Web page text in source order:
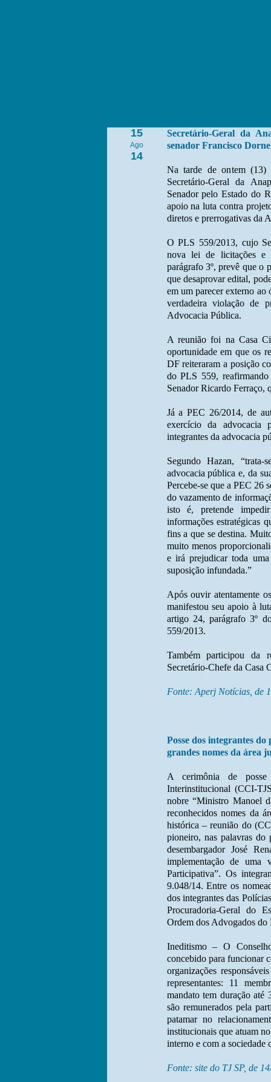
15
Ago
14
Secretário-Geral da
senador Francisco
Na tarde de ontem
Secretário-Geral da
Senador pelo Estado do
apoio na luta contra
diretos e prerrogativas da
O PLS 559/2013, cujo
nova lei de licitações e
parágrafo 3º, prevê que o
que desaprovar edital,
em um parecer externo ao
verdadeira violação de
Advocacia Pública.
A reunião foi na Casa
oportunidade em que os
DF reiteraram a posição
do PLS 559,
Senador Ricardo Ferraço,
Já a PEC 26/2014, de
exercício da advocacia
integrantes da advocacia
Segundo Hazan,
advocacia pública e, da
Percebe-se que a PEC 26
do vazamento de
isto é, pretende
informações estratégicas
fins a que se destina.
muito menos
e irá prejudicar toda
suposição infundada.”
Após ouvir atentamente
manifestou seu apoio à
artigo 24, parágrafo 3º
559/2013.
Também participou da
Secretário-Chefe da Casa
Fonte: Aperj Notícias, de
Posse dos integrantes
grandes nomes da área
A cerimônia de posse
Interinstitucional (CCI-
nobre “Ministro Manoel
reconhecidos nomes da
histórica – reunião do
pioneiro, nas palavras do
desembargador José
implementação de uma
Participativa”. Os
9.048/14. Entre os
dos integrantes das
Procuradoria-Geral do
Ordem dos Advogados do
Ineditismo – O
concebido para funcionar
organizações
representantes: 11
mandato tem duração até
são remunerados pela
patamar no
institucionais que atuam
interno e com a sociedade
Fonte: site do TJ SP, de